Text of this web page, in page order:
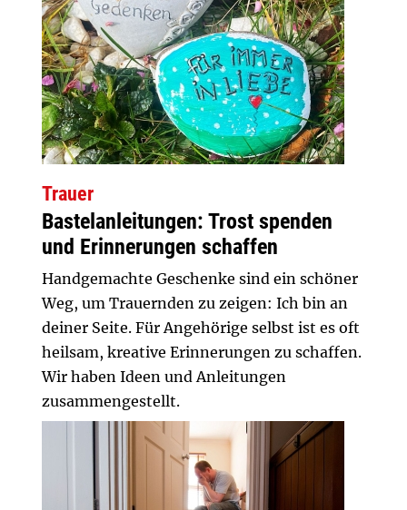
Trauer
Bastelanleitungen: Trost spenden
und Erinnerungen schaffen
Handgemachte Geschenke sind ein schöner
Weg, um Trauernden zu zeigen: Ich bin an
deiner Seite. Für Angehörige selbst ist es oft
heilsam, kreative Erinnerungen zu schaffen.
Wir haben Ideen und Anleitungen
zusammengestellt.